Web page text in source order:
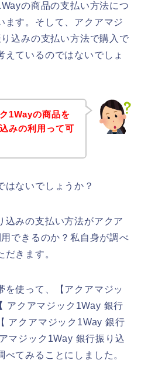
の商品の支払い方法につ
ます。そして、アクアマジ
込みの支払い方法で購入で
えているのではないでしょ
1Wayの商品を
みの利用って可
はないでしょうか？
込みの支払い方法がアクア
できるのか？私自身が調べ
きます。
を使って、【アクアマジッ
アクアマジック1Way 銀行
アクアマジック1Way 銀行
マジック1Way 銀行振り込
てみることにしました。